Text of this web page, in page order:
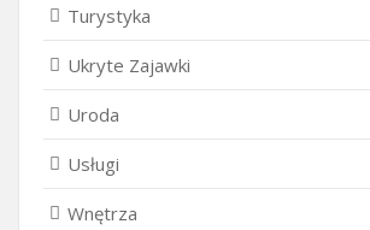
Turystyka
Ukryte Zajawki
Uroda
Usługi
Wnętrza